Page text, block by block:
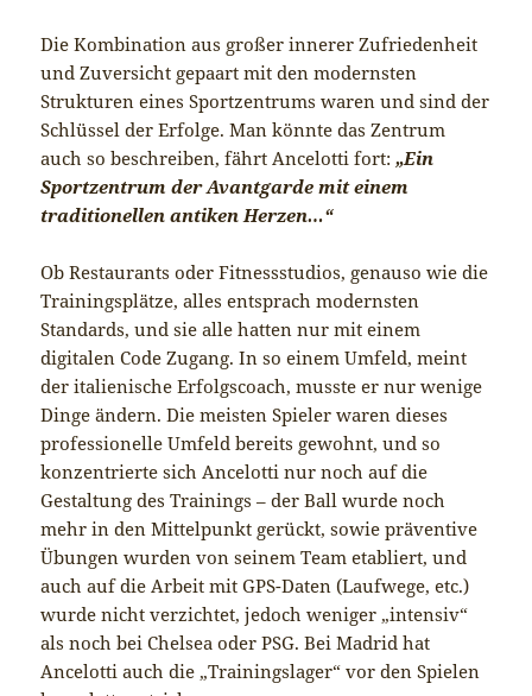
Die Kombination aus großer innerer Zufriedenheit
und Zuversicht gepaart mit den modernsten
Strukturen eines Sportzentrums waren und sind der
Schlüssel der Erfolge. Man könnte das Zentrum
auch so beschreiben, fährt Ancelotti fort:„Ein
Sportzentrum der Avantgarde mit einem
traditionellen antiken Herzen…“
Ob Restaurants oder Fitnessstudios, genauso wie die
Trainingsplätze, alles entsprach modernsten
Standards, und sie alle hatten nur mit einem
digitalen Code Zugang. In so einem Umfeld, meint
der italienische Erfolgscoach, musste er nur wenige
Dinge ändern. Die meisten Spieler waren dieses
professionelle Umfeld bereits gewohnt, und so
konzentrierte sich Ancelotti nur noch auf die
Gestaltung des Trainings – der Ball wurde noch
mehr in den Mittelpunkt gerückt, sowie präventive
Übungen wurden von seinem Team etabliert, und
auch auf die Arbeit mit GPS-Daten (Laufwege, etc.)
wurde nicht verzichtet, jedoch weniger „intensiv“
als noch bei Chelsea oder PSG. Bei Madrid hat
Ancelotti auch die „Trainingslager“ vor den Spielen